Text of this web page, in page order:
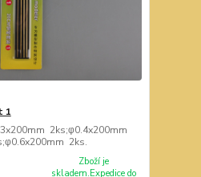
1
2ks;φ0.4x200mm
2ks.
Zboží je
skladem.Expedice do